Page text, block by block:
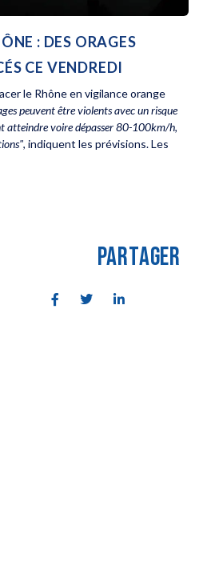
: DES ORAGES
CE VENDREDI
le Rhône en vigilance orange
peuvent être violents avec un risque
atteindre voire dépasser 80-100km/h,
, indiquent les prévisions. Les
PARTAGER